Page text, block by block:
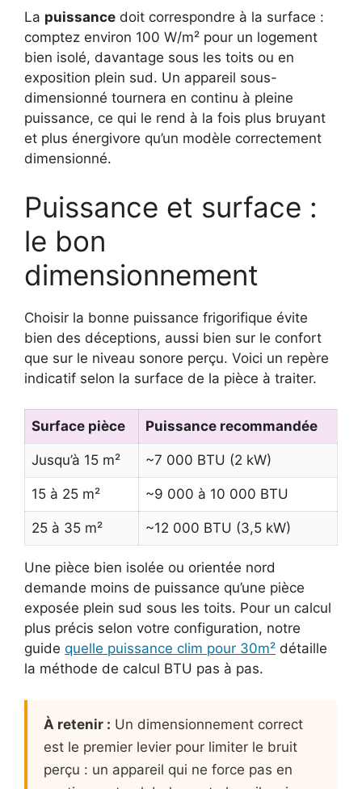
La puissance doit correspondre à la surface :
comptez environ 100 W/m² pour un logement
bien isolé, davantage sous les toits ou en
exposition plein sud. Un appareil sous-
dimensionné tournera en continu à pleine
puissance, ce qui le rend à la fois plus bruyant
et plus énergivore qu’un modèle correctement
dimensionné.
Puissance et surface :
le bon
dimensionnement
Choisir la bonne puissance frigorifique évite
bien des déceptions, aussi bien sur le confort
que sur le niveau sonore perçu. Voici un repère
indicatif selon la surface de la pièce à traiter.
Surface pièce Puissance recommandée
Jusqu’à 15 m² ~7 000 BTU (2 kW)
15 à 25 m² ~9 000 à 10 000 BTU
25 à 35 m² ~12 000 BTU (3,5 kW)
Une pièce bien isolée ou orientée nord
demande moins de puissance qu’une pièce
exposée plein sud sous les toits. Pour un calcul
plus précis selon votre configuration, notre
guide quelle puissance clim pour 30m² détaille
la méthode de calcul BTU pas à pas.
À retenir : Un dimensionnement correct
est le premier levier pour limiter le bruit
perçu : un appareil qui ne force pas en